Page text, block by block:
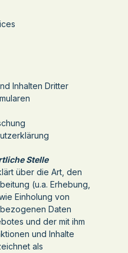
Inhalten Dritter
Stelle
über die Art, den
(u.a. Erhebung,
Einholung von
Daten
und der mit ihm
und Inhalte
als